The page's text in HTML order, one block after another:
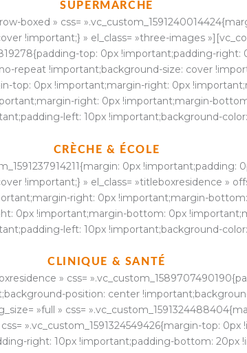
SUPERMARCHÉ
boxed » css=
!important;} » el_class= »three-images
top: 0px !important;padding-
!important;background-size: cover
top: 0px !important;margin-right: 0px
right: 0px !important;margin-
left: 10px !important;background-
CRÈCHE & ÉCOLE
0px
!important;} » el_class= »titleboxresidence »
right: 0px !important;margin-
0px !important;margin-bottom: 0px
left: 10px !important;background-
CLINIQUE & SANTÉ
» css=
position: center
»full » css=
».vc_custom_1591324549426{margin-top:
right: 10px !important;padding-bottom: 20px